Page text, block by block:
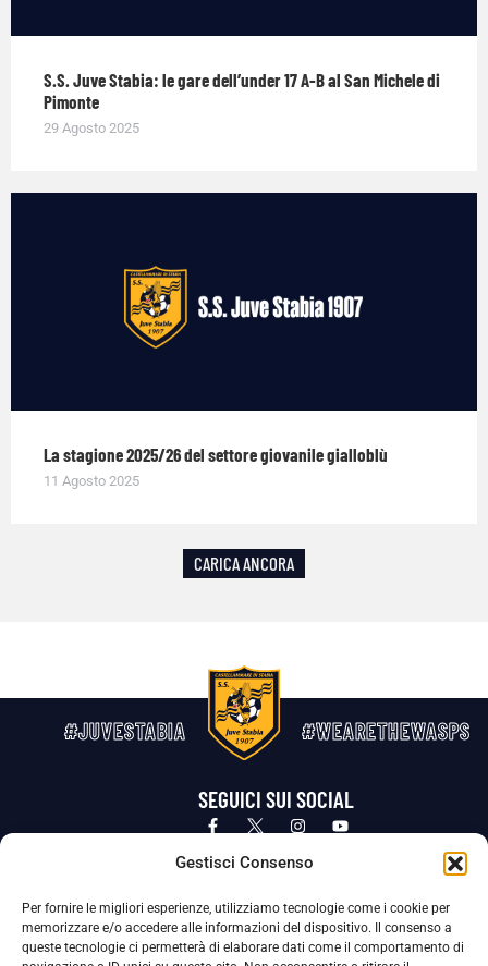
Gestisci Consenso
Per fornire le migliori esperienze, utilizziamo tecnologie come i cookie per
memorizzare e/o accedere alle informazioni del dispositivo. Il consenso a
queste tecnologie ci permetterà di elaborare dati come il comportamento di
S.S. Juve Stabia: le gare dell’under 17 A-B al San Michele di
Pimonte
29 Agosto 2025
La stagione 2025/26 del settore giovanile gialloblù
11 Agosto 2025
CARICA ANCORA
#JUVESTABIA #WEARETHEWASPS
SEGUICI SUI SOCIAL
Privacy Policy Cookie Policy
La Società ha nominato il Responsabile della Protezione dei Dati Personali (DPO), figura specializzata che vigila sulle modalità
adottate dalla nostra Società per tutelare i Suoi dati personali.